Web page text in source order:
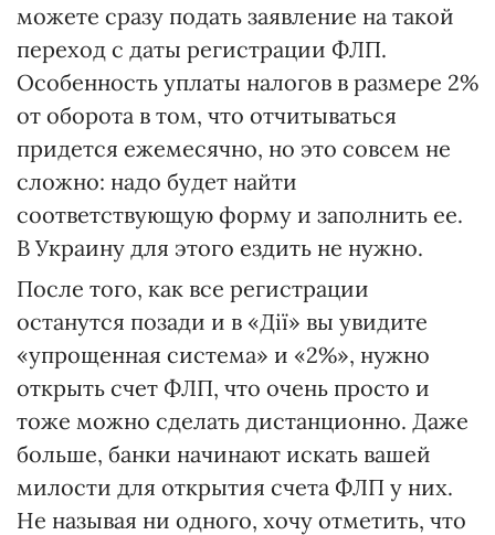
можете сразу подать заявление на такой
переход с даты регистрации ФЛП.
Особенность уплаты налогов в размере 2%
от оборота в том, что отчитываться
придется ежемесячно, но это совсем не
сложно: надо будет найти
соответствующую форму и заполнить ее.
В Украину для этого ездить не нужно.
После того, как все регистрации
останутся позади и в «Дії» вы увидите
«упрощенная система» и «2%», нужно
открыть счет ФЛП, что очень просто и
тоже можно сделать дистанционно. Даже
больше, банки начинают искать вашей
милости для открытия счета ФЛП у них.
Не называя ни одного, хочу отметить, что